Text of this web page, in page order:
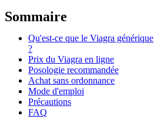
Sommaire
Qu'est-ce que le Viagra générique
?
Prix du Viagra en ligne
Posologie recommandée
Achat sans ordonnance
Mode d'emploi
Précautions
FAQ